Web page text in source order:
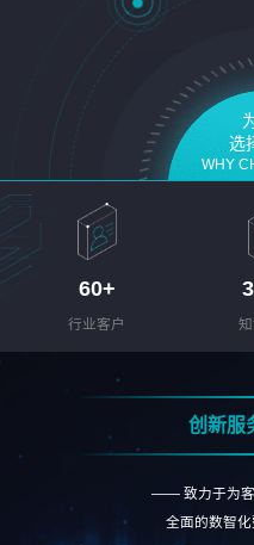
选
WHY
60+
行业客户
创新服
—— 致力于为客
全面的数智